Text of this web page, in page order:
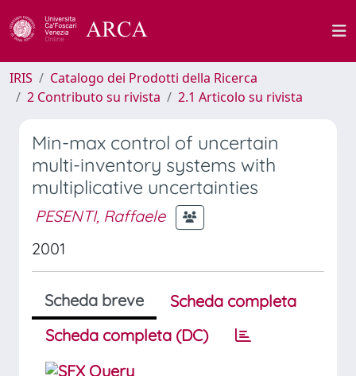
IRIS
Catalogo dei Prodotti della Ricerca
2 Contributo su rivista
2.1 Articolo su rivista
Min-max control of uncertain
multi-inventory systems with
multiplicative uncertainties
PESENTI, Raffaele
2001
Scheda breve
Scheda completa
Scheda completa (DC)